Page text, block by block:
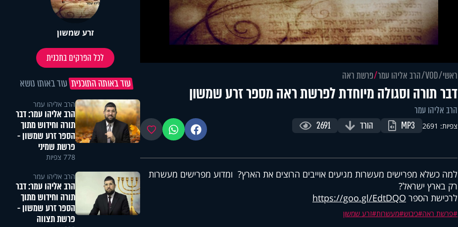
Video
ראשי VOD הרב אליהו עמר פרשת ראה
דבר תורה וסגולה מיוחדת לפרשת ראה מספר זרע שמשון
הרב אליהו עמר
צפיות: 2691 MP3 הורד 2691 פייסבוקווטסאפ מועדפים
למה כשלא מפרישים מעשרות מגיעים אוייבים הרוצים את הארץ? ומדוע מפרישים מעשרות
רק בארץ ישראל?
לרכישת הספר https://goo.gl/EdtDQO
פרשת ראה כיבוש מעשרות זרע שמשון
זרע שמשון
לכל הפרקים בתכנית
עוד באותה התוכנית עוד באותו נושא
הרב אליהו עמר
הרב אליהו עמר: דבר
תורה וחידוש מתוך
הספר זרע שמשון -
פרשת שמיני
778 צפיות
הרב אליהו עמר
הרב אליהו עמר: דבר
תורה וחידוש מתוך
הספר זרע שמשון -
פרשת תצווה